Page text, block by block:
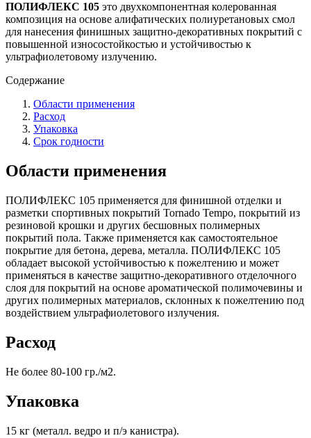
ПОЛИФЛЕКС 105 это двухкомпонентная колерованная
композиция на основе алифатических полиуретановых смол
для нанесения финишных защитно-декоративных покрытий с
повышенной износостойкостью и устойчивостью к
ультрафиолетовому излучению.
Содержание
Области применения
Расход
Упаковка
Срок годности
Области применения
ПОЛИФЛЕКС 105 применяется для финишной отделки и
разметки спортивных покрытий Tornado Tempo, покрытий из
резиновой крошки и других бесшовных полимерных
покрытий пола. Также применяется как самостоятельное
покрытие для бетона, дерева, металла. ПОЛИФЛЕКС 105
обладает высокой устойчивостью к пожелтению и может
применяться в качестве защитно-декоративного отделочного
слоя для покрытий на основе ароматической полимочевины и
других полимерных материалов, склонных к пожелтению под
воздействием ультрафиолетового излучения.
Расход
Не более 80-100 гр./м2.
Упаковка
15 кг (металл. ведро и п/э канистра).